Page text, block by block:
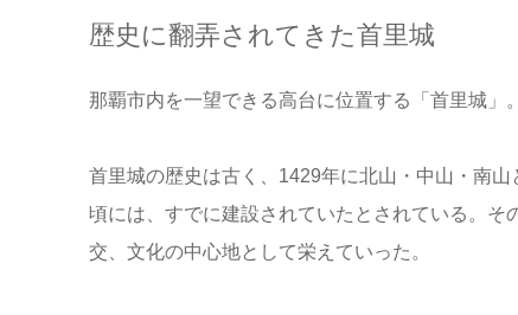
歴史に翻弄されてきた首里城
那覇市内を一望できる高台に位置する「首里城」
首里城の歴史は古く、1429年に北山・中山・南
頃には、すでに建設されていたとされている。
交、文化の中心地として栄えていった。